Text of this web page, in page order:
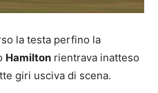
la testa perfino la
Hamilton rientrava inatteso
giri usciva di scena.